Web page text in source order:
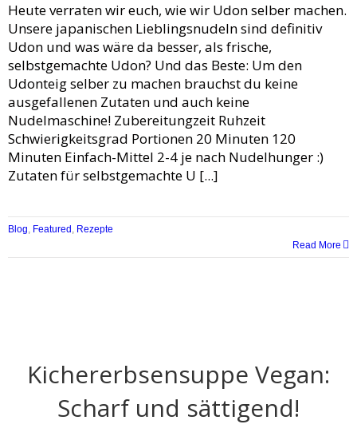
Heute verraten wir euch, wie wir Udon selber machen.
Unsere japanischen Lieblingsnudeln sind definitiv
Udon und was wäre da besser, als frische,
selbstgemachte Udon? Und das Beste: Um den
Udonteig selber zu machen brauchst du keine
ausgefallenen Zutaten und auch keine
Nudelmaschine! Zubereitungzeit Ruhzeit
Schwierigkeitsgrad Portionen 20 Minuten 120
Minuten Einfach-Mittel 2-4 je nach Nudelhunger :)
Zutaten für selbstgemachte U [...]
Blog, Featured , Rezepte
Read More
Kichererbsensuppe Vegan:
Scharf und sättigend!